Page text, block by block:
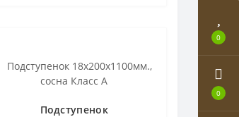
0
0
Подступенок